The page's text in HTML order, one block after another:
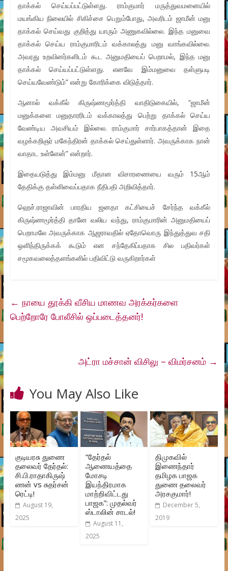
தாக்கல் செய்யப்பட்டுள்ளது. ராம்குமார் மருத்துவமனையில்
மயங்கிய நிலையில் சிகிச்சை பெறும்போது, அவரிடம் ஜாமீன் மனு
தாக்கல் செய்வது குறித்து யாரும் அணுகவில்லை. இந்த மனுவை
தாக்கல் செய்ய ராம்குமாரிடம் வக்காலத்து மனு வாங்கவில்லை.
அவரது உறவினர்களிடம் கூட அனுமதியைப் பெறாமல், இந்த மனு
தாக்கல் செய்யப்பட்டுள்ளது. எனவே இம்மனுவை தள்ளுபடி
செய்யவேண்டும்” என்று கோரிக்கை விடுத்தார்.
ஆனால் வக்கீல் கிருஷ்ணமூர்த்தி வாதிடுகையில், “ஜாமீன்
மனுக்களை மனுதாரரிடம் வக்காலத்து பெற்று தாக்கல் செய்ய
வேண்டிய அவசியம் இல்லை. ராம்குமார் சார்பாகத்தான் இதை
வழக்கறிஞர் மகேந்திரன் தாக்கல் செய்துள்ளார். அவருக்காக நான்
வாதாட உள்ளேன்” என்றார்.
இதையடுத்து இம்மனு மீதான விசாரணையை வரும் 15ஆம்
தேதிக்கு தள்ளிவைப்பதாக நீதிபதி அறிவித்தார்.
ஹெச்.ராஜாவின் பாரதிய ஜனதா கட்சியைச் சேர்ந்த வக்கீல்
கிருஷ்ணமூர்த்தி தானே வலிய வந்து, ராம்குமாரின் அனுமதியைப்
பெறாமலே அவருக்காக ஆஜராவதில் ஏதோவொரு இந்துத்துவ சதி
ஒளிந்திருக்கக் கூடும் என சந்தேகிப்பதாக சில பதிவர்கள்
சமூகவலைத்தளங்களில் பதிவிட்டு வருகிறார்கள்
← நாயை தூக்கி வீசிய மாணவ அரக்கர்களை
பெற்றோரே போலீசில் ஒப்படைத்தனர்!
அட்ரா மச்சான் விசிலு – விமர்சனம் →
You May Also Like
குடியரசு துணை
தலைவர் தேர்தல்:
சி.பி.ராதாகிருஷ்
ணன் vs சுதர்சன்
ரெட்டி!
August 19,
2025
”தேர்தல்
ஆணையத்தை
மோசடி
இயந்திரமாக
மாற்றிவிட்டது
பாஜக”: முதல்வர்
ஸ்டாலின் சாடல்!
August 11,
2025
திமுகவில்
இணைந்தார்
தமிழக பாஜக
துணை தலைவர்
அரசகுமார்!
December 5,
2019